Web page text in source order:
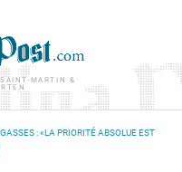
MARTIN &
: «LA PRIORITÉ ABSOLUE EST